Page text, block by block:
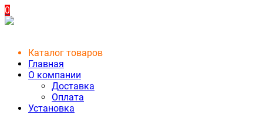
0
Каталог товаров
Главная
О компании
Доставка
Оплата
Установка